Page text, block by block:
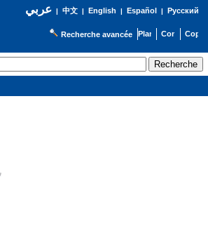
عربي| 中文| English | Español | Русский
Recherche avancée